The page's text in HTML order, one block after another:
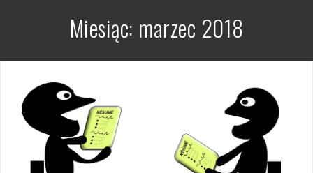
Miesiąc: marzec 2018